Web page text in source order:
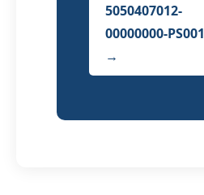
5050407012-
00000000-PS001
→